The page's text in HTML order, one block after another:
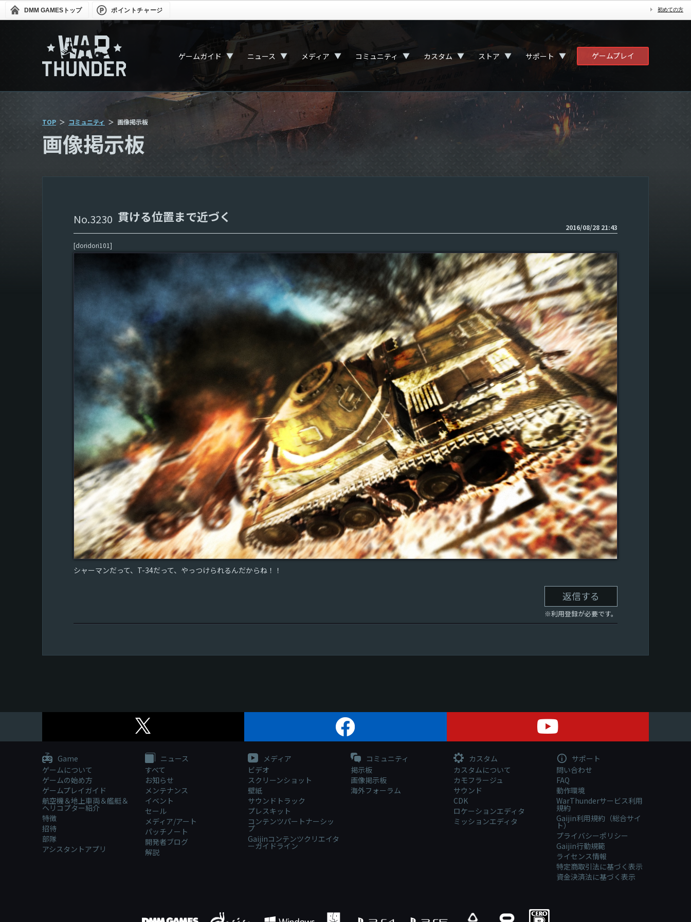
DMM GAMES トップ ポイントチャージ 初めての方
ゲームガイド ▼ ニュース ▼ メディア ▼ コミュニティ ▼ カスタム ▼ ストア ▼ サポート ▼ ゲームプレイ
TOP コミュニティ 画像掲示板
画像掲示板
3230 貫ける位置まで近づく
2016/08/28 21:43
[doridori101]
シャーマンだって、T-34だって、やっつけられるんだからね！！
返信する
※利用登録が必要です。
Game
ゲームについて
ゲームの始め方
ゲームプレイガイド
航空機＆地上車両＆艦艇＆
ヘリコプター紹介
特徴
招待
部隊
アシスタントアプリ
ニュース
すべて
お知らせ
メンテナンス
イベント
セール
メディア/アート
パッチノート
開発者ブログ
解説
メディア
ビデオ
スクリーンショット
壁紙
サウンドトラック
プレスキット
コンテンツパートナーシッ
プ
Gaijinコンテンツクリエイタ
ーガイドライン
コミュニティ
掲示板
画像掲示板
海外フォーラム
カスタム
カスタムについて
カモフラージュ
サウンド
CDK
ロケーションエディタ
ミッションエディタ
サポート
問い合わせ
FAQ
動作環境
WarThunderサービス利用
規約
Gaijin利用規約（総合サイ
ト）
プライバシーポリシー
Gaijin行動規範
ライセンス情報
特定商取引法に基づく表示
資金決済法に基づく表示